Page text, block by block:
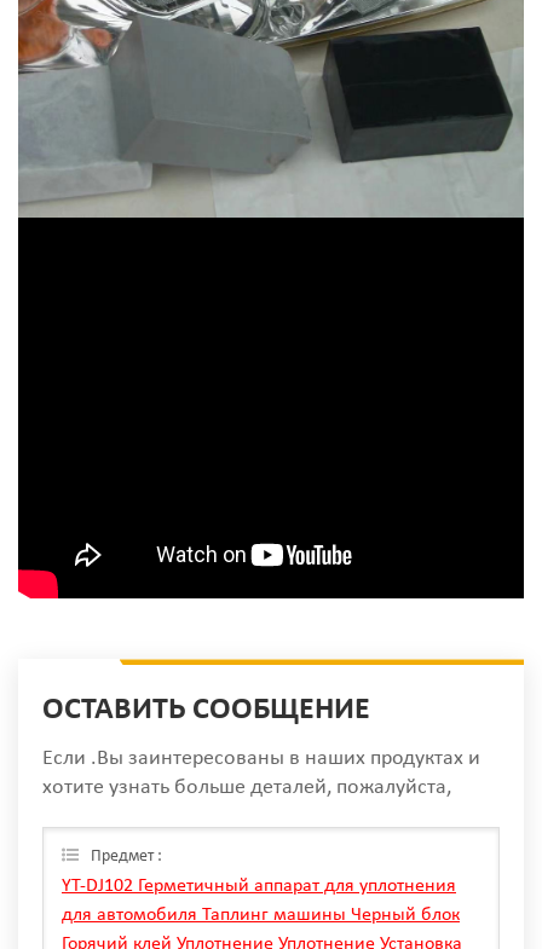
ОСТАВИТЬ СООБЩЕНИЕ
Если .Вы заинтересованы в наших продуктах и
хотите узнать больше деталей, пожалуйста,
только мы Can.
Предмет :
YT-DJ102 Герметичный аппарат для уплотнения
для автомобиля Таплинг машины Черный блок
Горячий клей Уплотнение Уплотнение Установка